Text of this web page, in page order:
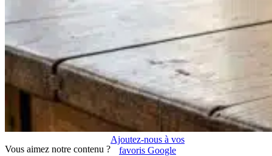
Vous aimez notre contenu ?
Ajoutez-nous à vos
favoris Google